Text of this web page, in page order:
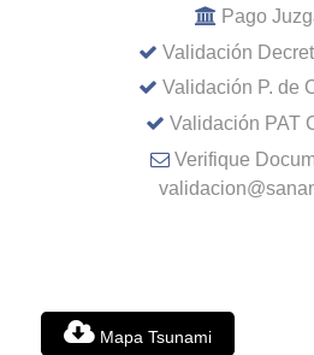
Pago
Validación
Validación P. de
Validación PAT
Verifique
Mapa Tsunami